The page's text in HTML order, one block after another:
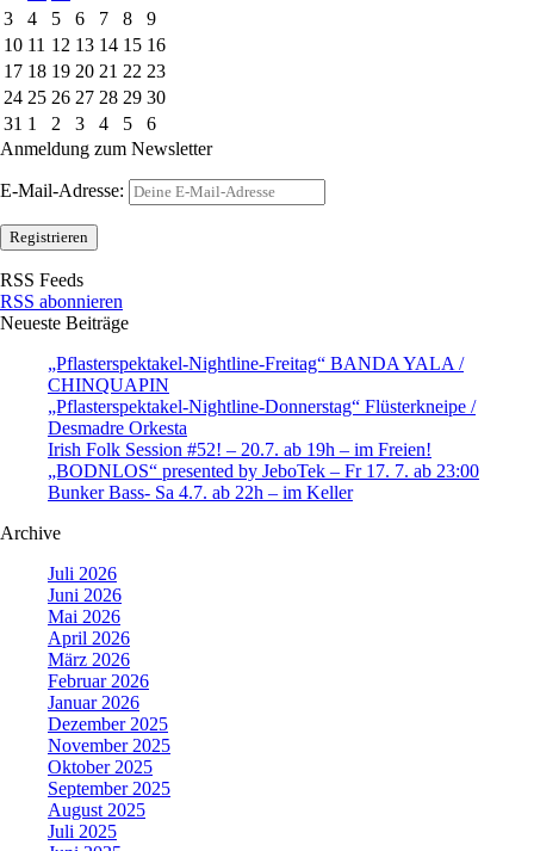
3
4 5 6 7 8
9
10 11 12 13 14 15 16
17 18 19 20 21 22 23
24 25 26 27 28 29 30
31 1 2 3 4 5
6
Anmeldung zum Newsletter
E-Mail-Adresse:
RSS Feeds
RSS abonnieren
Neueste Beiträge
„Pflasterspektakel-Nightline-Freitag“ BANDA YALA /
CHINQUAPIN
„Pflasterspektakel-Nightline-Donnerstag“ Flüsterkneipe /
Desmadre Orkesta
Irish Folk Session #52! – 20.7. ab 19h – im Freien!
„BODNLOS“ presented by JeboTek – Fr 17. 7. ab 23:00
Bunker Bass- Sa 4.7. ab 22h – im Keller
Archive
Juli 2026
Juni 2026
Mai 2026
April 2026
März 2026
Februar 2026
Januar 2026
Dezember 2025
November 2025
Oktober 2025
September 2025
August 2025
Juli 2025